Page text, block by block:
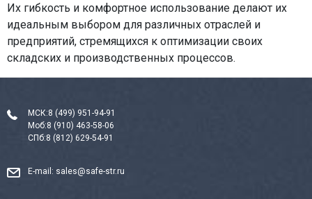
Их гибкость и комфортное использование делают их
идеальным выбором для различных отраслей и
предприятий, стремящихся к оптимизации своих
складских и производственных процессов.
МСК:8 (499) 951-94-91
Моб:8 (910) 463-58-06
СПб:8 (812) 629-54-91
E-mail: sales@safe-str.ru